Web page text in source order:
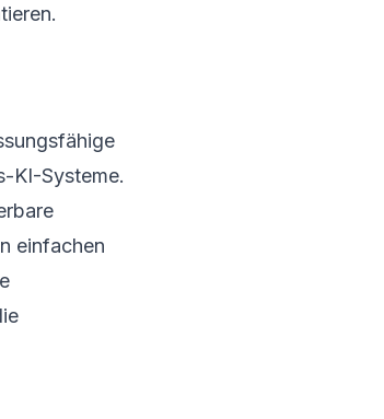
KI-Systeme.
einfachen